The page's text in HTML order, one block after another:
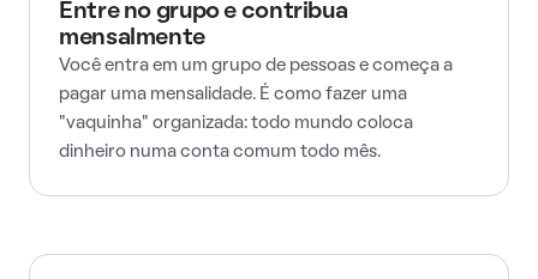
Entre no grupo e contribua
mensalmente
Você entra em um grupo de pessoas e começa a
pagar uma mensalidade. É como fazer uma
"vaquinha" organizada: todo mundo coloca
dinheiro numa conta comum todo mês.